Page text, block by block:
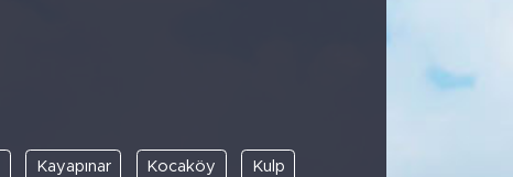
Kayapınar Kocaköy Kulp